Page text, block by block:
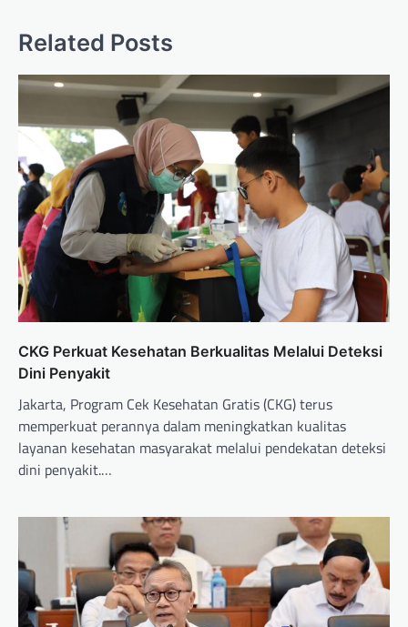
Related Posts
CKG Perkuat Kesehatan Berkualitas Melalui Deteksi
Dini Penyakit
Jakarta, Program Cek Kesehatan Gratis (CKG) terus
memperkuat perannya dalam meningkatkan kualitas
layanan kesehatan masyarakat melalui pendekatan deteksi
dini penyakit.…